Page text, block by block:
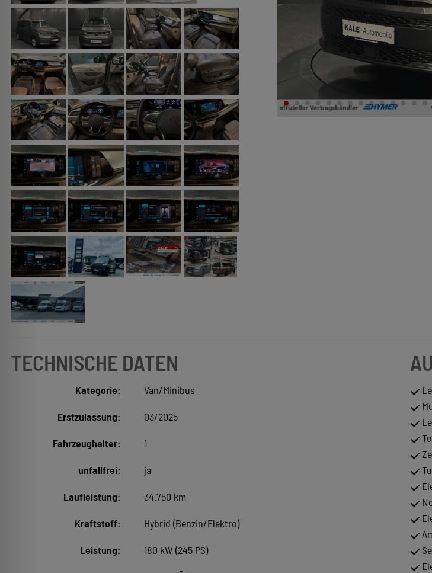
TECHNISCHE DATEN
Kategorie: Van/Minibus
Erstzulassung: 03/2025
Fahrzeughalter: 1
unfallfrei: ja
Laufleistung: 34.750 km
Kraftstoff: Hybrid (Benzin/Elektro)
Leistung: 180 kW (245 PS)